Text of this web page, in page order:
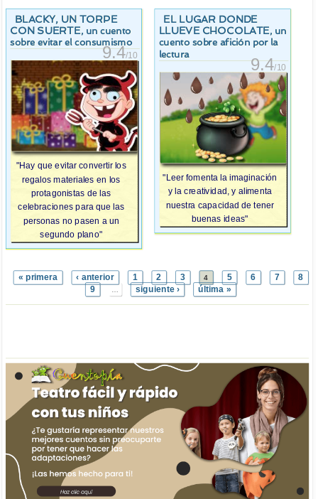
BLACKY, UN TORPE
CON SUERTE, un cuento
sobre evitar el consumismo
9.4/10
"Hay que evitar convertir los
regalos materiales en los
protagonistas de las
celebraciones para que las
personas no pasen a un
segundo plano"
EL LUGAR DONDE
LLUEVE CHOCOLATE, un
cuento sobre afición por la
lectura
9.4/10
"Leer fomenta la imaginación
y la creatividad, y alimenta
nuestra capacidad de tener
buenas ideas"
« primera ‹ anterior 1 2 3 4 5 6 7
8
9
siguiente › última »